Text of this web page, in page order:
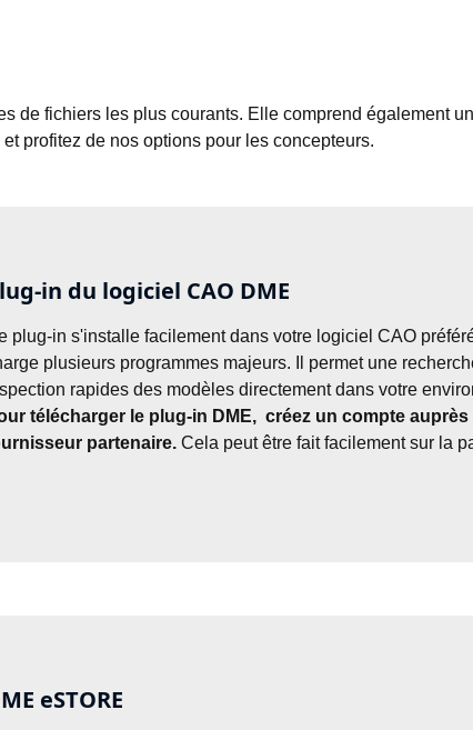
de fichiers les plus courants. Elle comprend également
profitez de nos options pour les concepteurs.
in du logiciel CAO DME
plug-in s'installe facilement dans votre logiciel CAO
plusieurs programmes majeurs. Il permet une
télécharger le plug-in DME,  créez un compte
partenaire. Cela peut être fait facilement sur la
eSTORE